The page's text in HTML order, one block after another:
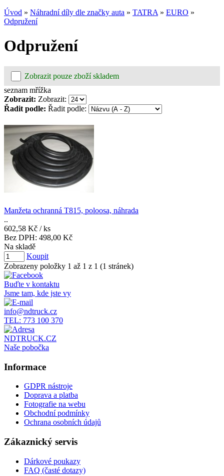
Úvod » Náhradní díly dle značky auta » TATRA » EURO »
Odpružení
Odpružení
Zobrazit pouze zboží skladem
seznam mřížka
Zobrazit: Zobrazit:
Řadit podle: Řadit podle:
Manžeta ochranná T815, poloosa, náhrada
..
602,58 Kč / ks
Bez DPH: 498,00 Kč
Na skladě
Koupit
Zobrazeny položky 1 až 1 z 1 (1 stránek)
Buďte v kontaktu
Jsme tam, kde jste vy
info@ndtruck.cz
TEL: 773 100 370
NDTRUCK.CZ
Naše pobočka
Informace
GDPR nástroje
Doprava a platba
Fotografie na webu
Obchodní podmínky
Ochrana osobních údajů
Zákaznický servis
Dárkové poukazy
FAQ (časté dotazy)